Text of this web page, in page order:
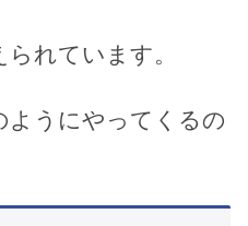
れています。
ようにやってくるの